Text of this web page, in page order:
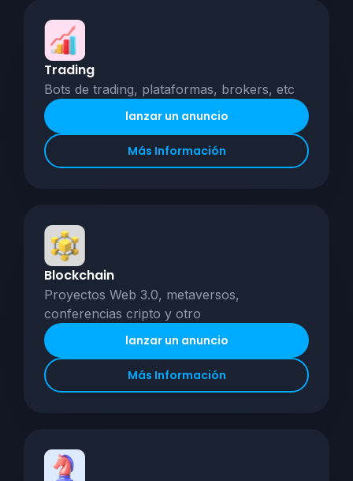
Trading
Bots de trading, plataformas, brokers, etc
lanzar un anuncio
Más Información
Blockchain
Proyectos Web 3.0, metaversos,
conferencias cripto y otro
lanzar un anuncio
Más Información